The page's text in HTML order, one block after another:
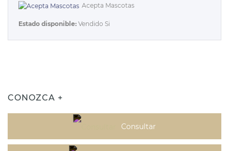
Acepta Mascotas
Estado disponible: Vendido Si
CONOZCA +
Consultar